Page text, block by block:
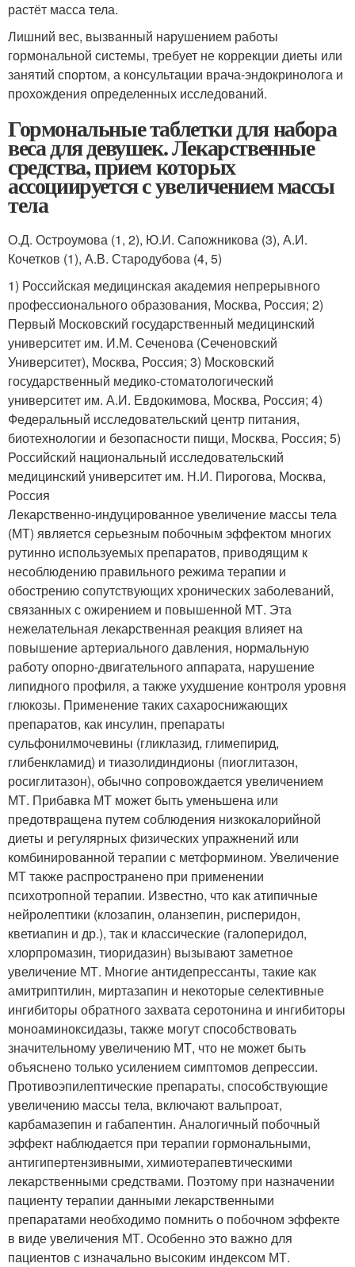
растёт масса тела.
Лишний вес, вызванный нарушением работы
гормональной системы, требует не коррекции диеты или
занятий спортом, а консультации врача-эндокринолога и
прохождения определенных исследований.
Гормональные таблетки для набора
веса для девушек. Лекарственные
средства, прием которых
ассоциируется с увеличением массы
тела
О.Д. Остроумова (1, 2), Ю.И. Сапожникова (3), А.И.
Кочетков (1), А.В. Стародубова (4, 5)
1) Российская медицинская академия непрерывного
профессионального образования, Москва, Россия; 2)
Первый Московский государственный медицинский
университет им. И.М. Сеченова (Сеченовский
Университет), Москва, Россия; 3) Московский
государственный медико-стоматологический
университет им. А.И. Евдокимова, Москва, Россия; 4)
Федеральный исследовательский центр питания,
биотехнологии и безопасности пищи, Москва, Россия; 5)
Российский национальный исследовательский
медицинский университет им. Н.И. Пирогова, Москва,
Россия
Лекарственно-индуцированное увеличение массы тела
(МТ) является серьезным побочным эффектом многих
рутинно используемых препаратов, приводящим к
несоблюдению правильного режима терапии и
обострению сопутствующих хронических заболеваний,
связанных с ожирением и повышенной МТ. Эта
нежелательная лекарственная реакция влияет на
повышение артериального давления, нормальную
работу опорно-двигательного аппарата, нарушение
липидного профиля, а также ухудшение контроля уровня
глюкозы. Применение таких сахароснижающих
препаратов, как инсулин, препараты
сульфонилмочевины (гликлазид, глимепирид,
глибенкламид) и тиазолидиндионы (пиоглитазон,
росиглитазон), обычно сопровождается увеличением
МТ. Прибавка МТ может быть уменьшена или
предотвращена путем соблюдения низкокалорийной
диеты и регулярных физических упражнений или
комбинированной терапии с метформином. Увеличение
МТ также распространено при применении
психотропной терапии. Известно, что как атипичные
нейролептики (клозапин, оланзепин, рисперидон,
кветиапин и др.), так и классические (галоперидол,
хлорпромазин, тиоридазин) вызывают заметное
увеличение МТ. Многие антидепрессанты, такие как
амитриптилин, миртазапин и некоторые селективные
ингибиторы обратного захвата серотонина и ингибиторы
моноаминоксидазы, также могут способствовать
значительному увеличению МТ, что не может быть
объяснено только усилением симптомов депрессии.
Противоэпилептические препараты, способствующие
увеличению массы тела, включают вальпроат,
карбамазепин и габапентин. Аналогичный побочный
эффект наблюдается при терапии гормональными,
антигипертензивными, химиотерапевтическими
лекарственными средствами. Поэтому при назначении
пациенту терапии данными лекарственными
препаратами необходимо помнить о побочном эффекте
в виде увеличения МТ. Особенно это важно для
пациентов с изначально высоким индексом МТ.